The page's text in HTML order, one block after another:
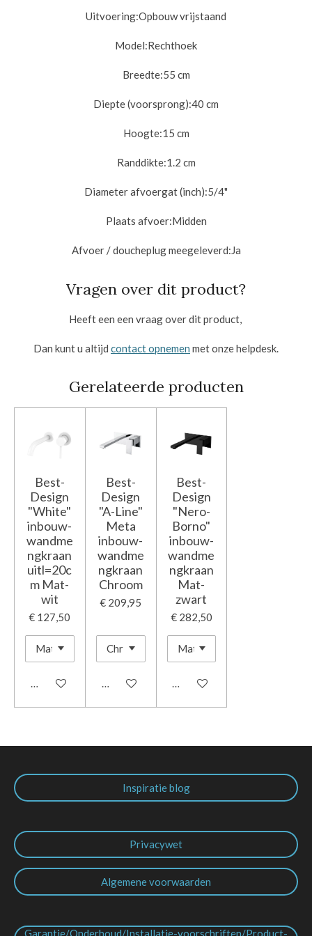
Uitvoering:Opbouw vrijstaand
Model:Rechthoek
Breedte:55 cm
Diepte (voorsprong):40 cm
Hoogte:15 cm
Randdikte:1.2 cm
Diameter afvoergat (inch):5/4"
Plaats afvoer:Midden
Afvoer / doucheplug meegeleverd:Ja
Vragen over dit product?
Heeft een een vraag over dit product,
Dan kunt u altijd contact opnemen met onze helpdesk.
Gerelateerde producten
Best-
Design
"White"
inbouw-
wandme
ngkraan
uitl=20c
m Mat-
wit
€ 127,50
In winkelwagen
Best-
Design
"A-Line"
Meta
inbouw-
wandme
ngkraan
Chroom
€ 209,95
In winkelwagen
Best-
Design
"Nero-
Borno"
inbouw-
wandme
ngkraan
Mat-
zwart
€ 282,50
In winkelwagen
Inspiratie blog
Privacywet
Algemene voorwaarden
Garantie/Onderhoud/Installatie-voorschriften/Product-